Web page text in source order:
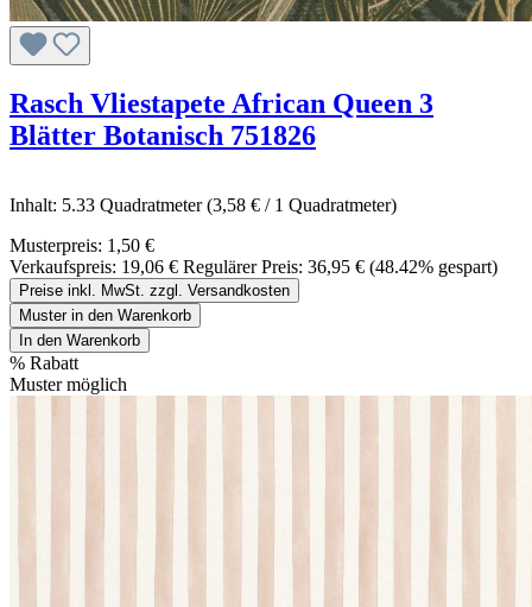
Rasch Vliestapete African Queen 3
Blätter Botanisch 751826
Inhalt: 5.33 Quadratmeter(3,58 € / 1 Quadratmeter)
Musterpreis: 1,50 €
Verkaufspreis: 19,06 € Regulärer Preis: 36,95 € (48.42% gespart)
Preise inkl. MwSt. zzgl. Versandkosten
Muster in den Warenkorb
In den Warenkorb
% Rabatt
Muster möglich